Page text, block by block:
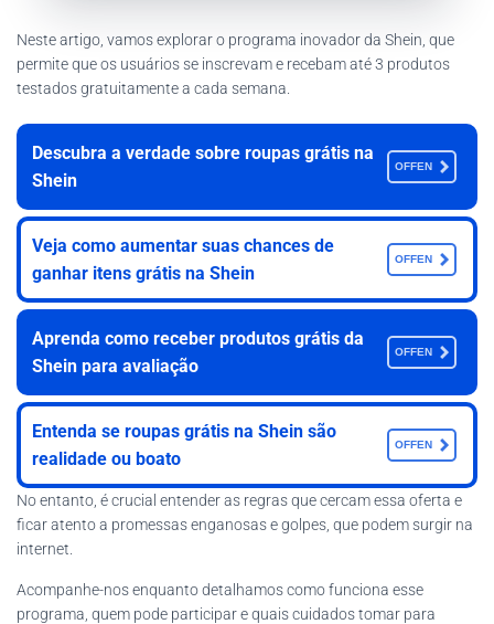
Neste artigo, vamos explorar o programa inovador da Shein, que
permite que os usuários se inscrevam e recebam até 3 produtos
testados gratuitamente a cada semana.
Descubra a verdade sobre roupas grátis na
Shein
OFFEN
Veja como aumentar suas chances de
ganhar itens grátis na Shein
OFFEN
Aprenda como receber produtos grátis da
Shein para avaliação
OFFEN
Entenda se roupas grátis na Shein são
realidade ou boato
OFFEN
No entanto, é crucial entender as regras que cercam essa oferta e
ficar atento a promessas enganosas e golpes, que podem surgir na
internet.
Acompanhe-nos enquanto detalhamos como funciona esse
programa, quem pode participar e quais cuidados tomar para